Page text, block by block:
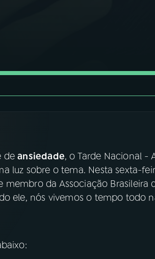
deansiedade, o Tarde Nacional -
luz sobre o tema. Nesta sexta-
da Associação Brasileira
ele, nós vivemos o tempo todo